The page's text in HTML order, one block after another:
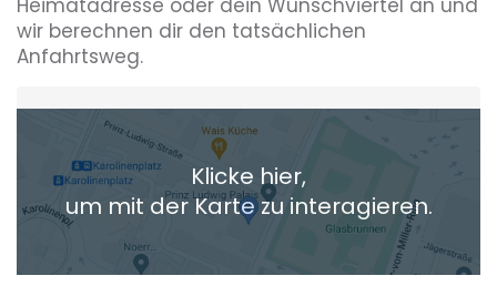
wir berechnen dir den tatsächlichen
Anfahrtsweg.
Heimatadresse oder Wunschort
+ Aktuellen Standort hinzufügen
Die berechneten Anreisezeiten basieren auf den
Verkehrsdaten eines typischen Dienstag morgens um 8:30.
Klicke hier,
um mit der Karte zu interagieren.